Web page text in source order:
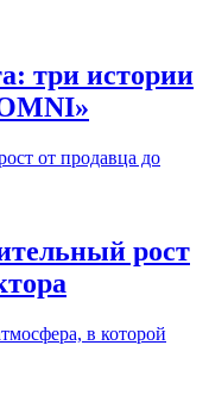
три истории
рост